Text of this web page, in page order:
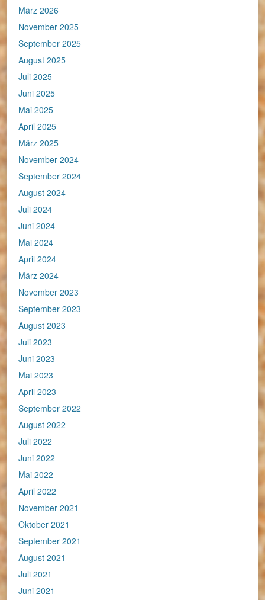
März 2026
November 2025
September 2025
August 2025
Juli 2025
Juni 2025
Mai 2025
April 2025
März 2025
November 2024
September 2024
August 2024
Juli 2024
Juni 2024
Mai 2024
April 2024
März 2024
November 2023
September 2023
August 2023
Juli 2023
Juni 2023
Mai 2023
April 2023
September 2022
August 2022
Juli 2022
Juni 2022
Mai 2022
April 2022
November 2021
Oktober 2021
September 2021
August 2021
Juli 2021
Juni 2021